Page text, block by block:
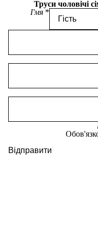
Труси чоловічі
І'мя
Відправити